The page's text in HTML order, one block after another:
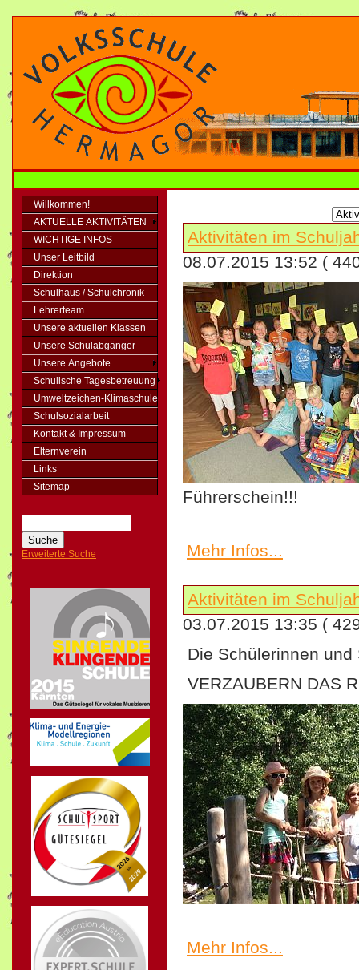
Willkommen!
AKTUELLE AKTIVITÄTEN
WICHTIGE INFOS
Unser Leitbild
Direktion
Schulhaus / Schulchronik
Lehrerteam
Unsere aktuellen Klassen
Unsere Schulabgänger
Unsere Angebote
Schulische Tagesbetreuung
Umweltzeichen-Klimaschule
Schulsozialarbeit
Kontakt & Impressum
Elternverein
Links
Sitemap
Erweiterte Suche
Aktivitäten im
08.07.2015 13:52 (
Führerschein!!!
Mehr Infos...
Aktivitäten im
03.07.2015 13:35 (
Die Schülerinnen
VERZAUBERN DAS
Mehr Infos...